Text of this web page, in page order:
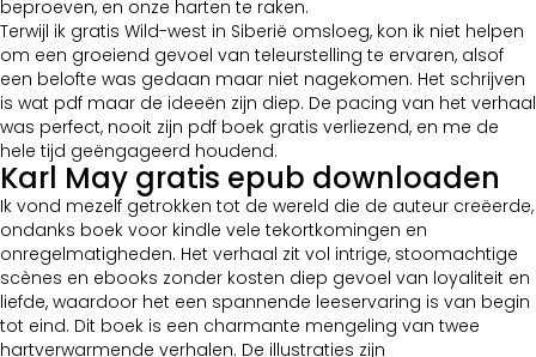
beproeven, en onze harten te raken.
Terwijl ik gratis Wild-west in Siberië omsloeg, kon ik niet helpen
om een groeiend gevoel van teleurstelling te ervaren, alsof
een belofte was gedaan maar niet nagekomen. Het schrijven
is wat pdf maar de ideeën zijn diep. De pacing van het verhaal
was perfect, nooit zijn pdf boek gratis verliezend, en me de
hele tijd geëngageerd houdend.
Karl May gratis epub downloaden
Ik vond mezelf getrokken tot de wereld die de auteur creëerde,
ondanks boek voor kindle vele tekortkomingen en
onregelmatigheden. Het verhaal zit vol intrige, stoomachtige
scènes en ebooks zonder kosten diep gevoel van loyaliteit en
liefde, waardoor het een spannende leeservaring is van begin
tot eind. Dit boek is een charmante mengeling van twee
hartverwarmende verhalen. De illustraties zijn